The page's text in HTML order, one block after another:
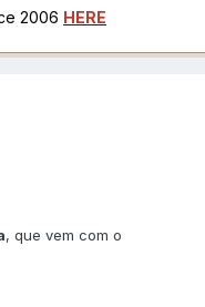
2006 HERE
, que vem com o